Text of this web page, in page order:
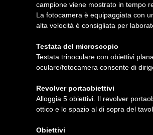
campione viene mostrato in tempo
La fotocamera è equipaggiata con
alta velocità è consigliata per
Testata del microscopio
Testata trinoculare con obiettivi
oculare/fotocamera consente di
Revolver portaobiettivi
Alloggia 5 obiettivi. Il revolver
ottico e lo spazio al di sopra del
Obiettivi